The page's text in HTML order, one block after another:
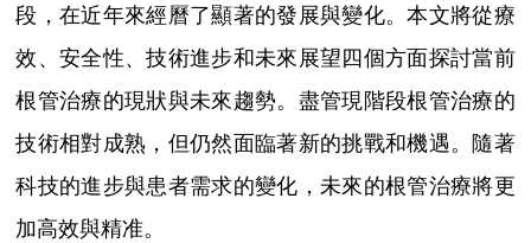
段，在近年來經曆了顯著的發展與變化。本文將從療
效、安全性、技術進步和未來展望四個方面探討當前
根管治療的現狀與未來趨勢。盡管現階段根管治療的
技術相對成熟，但仍然面臨著新的挑戰和機遇。隨著
科技的進步與患者需求的變化，未來的根管治療將更
加高效與精准。